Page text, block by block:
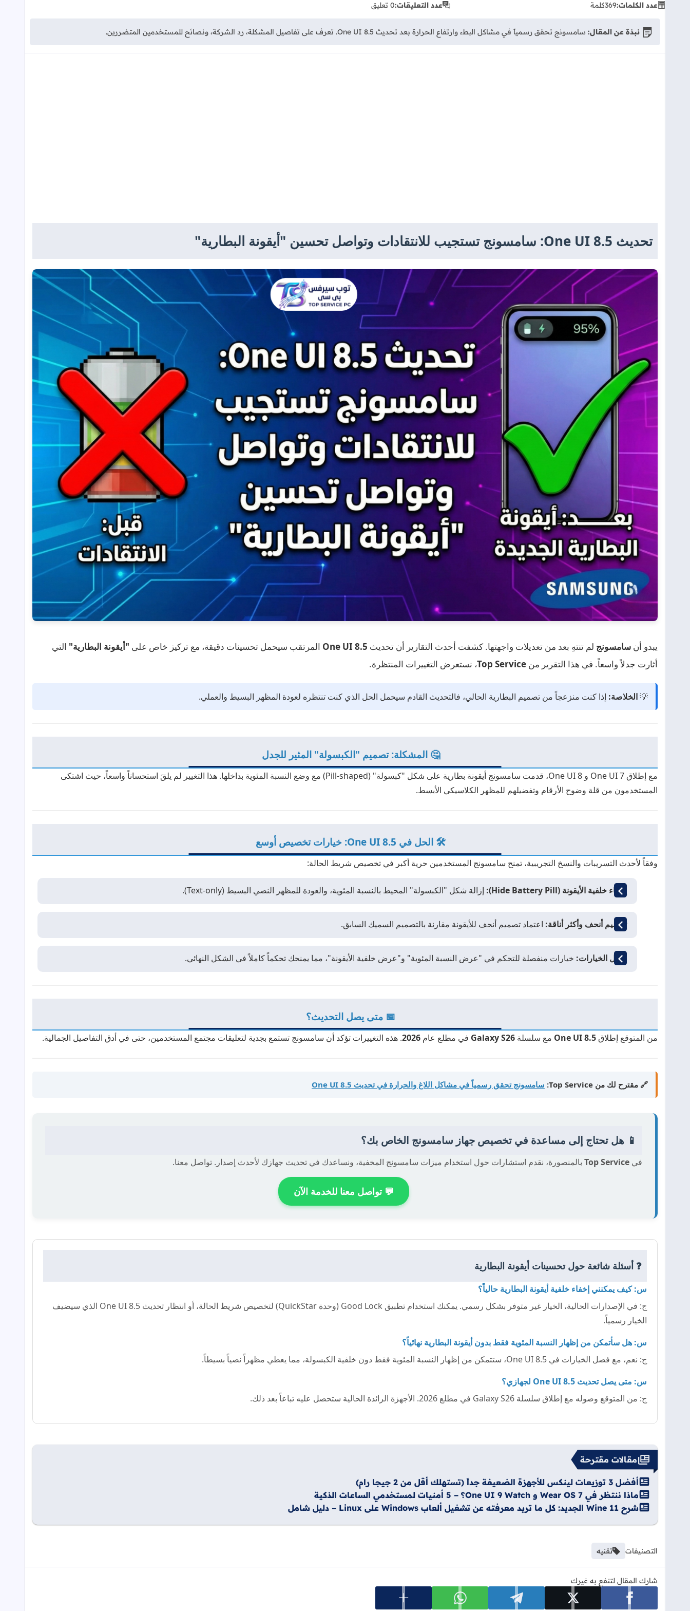
عدد الكلمات:369كلمة عدد التعليقات:0 تعليق
نبذة عن المقال: سامسونج تحقق رسمياً في مشاكل البطء وارتفاع الحرارة بعد تحديث One UI 8.5. تعرف على تفاصيل المشكلة، رد الشركة، ونصائح للمستخدمين المتضررين.
تحديث One UI 8.5: سامسونج تستجيب للانتقادات وتواصل تحسين "أيقونة البطارية"
يبدو أن سامسونج لم تنتهِ بعد من تعديلات واجهتها. كشفت أحدث التقارير أن تحديث One UI 8.5 المرتقب سيحمل تحسينات دقيقة، مع تركيز خاص على "أيقونة البطارية" التي
أثارت جدلاً واسعاً. في هذا التقرير من Top Service، نستعرض التغييرات المنتظرة.
💡الخلاصة: إذا كنت منزعجاً من تصميم البطارية الحالي، فالتحديث القادم سيحمل الحل الذي كنت تنتظره لعودة المظهر البسيط والعملي.
🤔 المشكلة: تصميم "الكبسولة" المثير للجدل
مع إطلاق One UI 7 و One UI 8، قدمت سامسونج أيقونة بطارية على شكل "كبسولة" (Pill-shaped) مع وضع النسبة المئوية بداخلها. هذا التغيير لم يلقَ استحساناً واسعاً، حيث اشتكى
المستخدمون من قلة وضوح الأرقام وتفضيلهم للمظهر الكلاسيكي الأبسط.
🛠️ الحل في One UI 8.5: خيارات تخصيص أوسع
وفقاً لأحدث التسريبات والنسخ التجريبية، تمنح سامسونج المستخدمين حرية أكبر في تخصيص شريط الحالة:
إخفاء خلفية الأيقونة (Hide Battery Pill): إزالة شكل "الكبسولة" المحيط بالنسبة المئوية، والعودة للمظهر النصي البسيط (Text-only).
تصميم أنحف وأكثر أناقة: اعتماد تصميم أنحف للأيقونة مقارنة بالتصميم السميك السابق.
فصل الخيارات: خيارات منفصلة للتحكم في "عرض النسبة المئوية" و"عرض خلفية الأيقونة"، مما يمنحك تحكماً كاملاً في الشكل النهائي.
📅 متى يصل التحديث؟
من المتوقع إطلاقOne UI 8.5 مع سلسلة Galaxy S26 في مطلع عام 2026. هذه التغييرات تؤكد أن سامسونج تستمع بجدية لتعليقات مجتمع المستخدمين، حتى في أدق التفاصيل الجمالية.
🔗 مقترح لك من Top Service: سامسونج تحقق رسمياً في مشاكل اللاغ والحرارة في تحديث One UI 8.5
📱 هل تحتاج إلى مساعدة في تخصيص جهاز سامسونج الخاص بك؟
في Top Service بالمنصورة، نقدم استشارات حول استخدام ميزات سامسونج المخفية، ونساعدك في تحديث جهازك لأحدث إصدار. تواصل معنا.
💬 تواصل معنا للخدمة الآن
❓ أسئلة شائعة حول تحسينات أيقونة البطارية
س: كيف يمكنني إخفاء خلفية أيقونة البطارية حالياً؟
ج: في الإصدارات الحالية، الخيار غير متوفر بشكل رسمي. يمكنك استخدام تطبيق Good Lock (وحدة QuickStar) لتخصيص شريط الحالة، أو انتظار تحديث One UI 8.5 الذي سيضيف
الخيار رسمياً.
س: هل سأتمكن من إظهار النسبة المئوية فقط بدون أيقونة البطارية نهائياً؟
ج: نعم، مع فصل الخيارات في One UI 8.5، ستتمكن من إظهار النسبة المئوية فقط دون خلفية الكبسولة، مما يعطي مظهراً نصياً بسيطاً.
س: متى يصل تحديث One UI 8.5 لجهازي؟
ج: من المتوقع وصوله مع إطلاق سلسلة Galaxy S26 في مطلع 2026. الأجهزة الرائدة الحالية ستحصل عليه تباعاً بعد ذلك.
مقالات مقترحة
أفضل 3 توزيعات لينكس للأجهزة الضعيفة جداً (تستهلك أقل من 2 جيجا رام)
ماذا ننتظر في Wear OS 7 و One UI 9 Watch؟ – 5 أمنيات لمستخدمي الساعات الذكية
شرح Wine 11 الجديد: كل ما تريد معرفته عن تشغيل ألعاب Windows على Linux – دليل شامل
التصنيفات تقنيه
شارك المقال لتنفع به غيرك
شارك على facebook شارك على x شارك على telegram شارك على whatsapp عرض المزيد من خيارات المشاركة